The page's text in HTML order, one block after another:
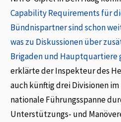
Capability Requirements für
Bündnispartner sind schon
was zu Diskussionen über
Brigaden und Hauptquartiere
erklärte der Inspekteur des
auch künftig drei Divisionen
nationale Führungsspanne
Unterstützungs- und